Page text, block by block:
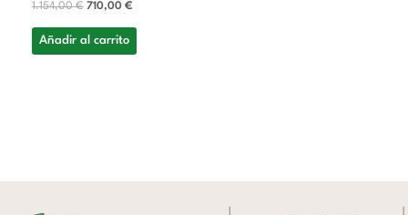
1.154,00€ 710,00 €
Añadir al carrito